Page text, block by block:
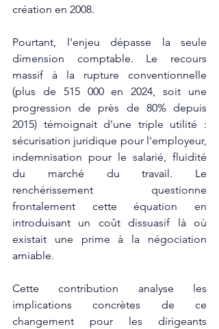
création en 2008.
Pourtant, l'enjeu dépasse la seule
dimension comptable. Le recours
massif à la rupture conventionnelle
(plus de 515 000 en 2024, soit une
progression de près de 80% depuis
2015) témoignait d'une triple utilité :
sécurisation juridique pour l'employeur,
indemnisation pour le salarié, fluidité
du marché du travail. Le
renchérissement questionne
frontalement cette équation en
introduisant un coût dissuasif là où
existait une prime à la négociation
amiable.​
Cette contribution analyse les
implications concrètes de ce
changement pour les dirigeants